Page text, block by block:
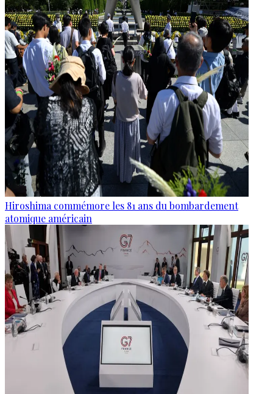
Hiroshima commémore les 81 ans du bombardement
atomique américain